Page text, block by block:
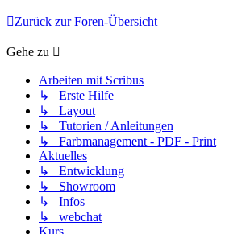
Zurück zur Foren-Übersicht
Gehe zu
Arbeiten mit Scribus
↳ Erste Hilfe
↳ Layout
↳ Tutorien / Anleitungen
↳ Farbmanagement - PDF - Print
Aktuelles
↳ Entwicklung
↳ Showroom
↳ Infos
↳ webchat